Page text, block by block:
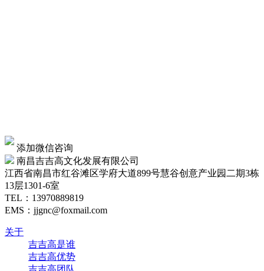
添加微信咨询
南昌吉吉高文化发展有限公司
江西省南昌市红谷滩区学府大道899号慧谷创意产业园二期3栋
13层1301-6室
TEL： 13970889819
EMS：jjgnc@foxmail.com
关于
吉吉高是谁
吉吉高优势